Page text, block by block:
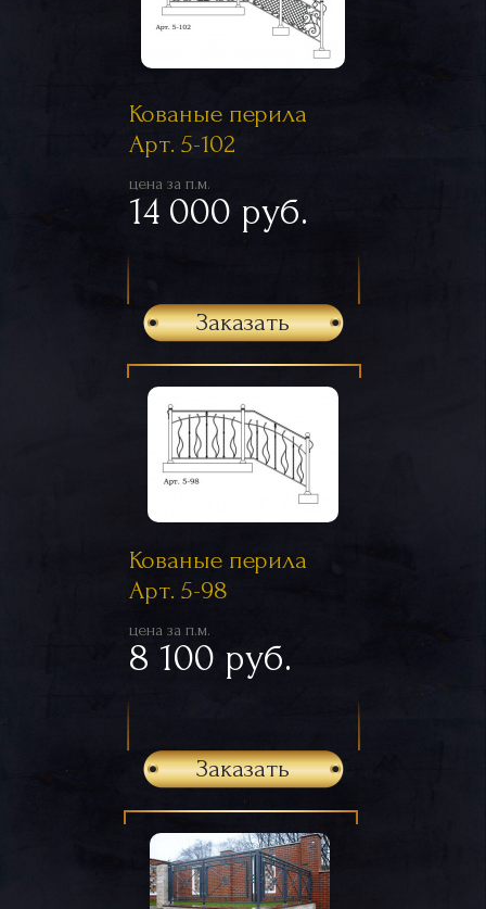
Кованые перила
Арт. 5-102
цена за п.м.
14 000 руб.
Заказать
Кованые перила
Арт. 5-98
цена за п.м.
8 100 руб.
Заказать